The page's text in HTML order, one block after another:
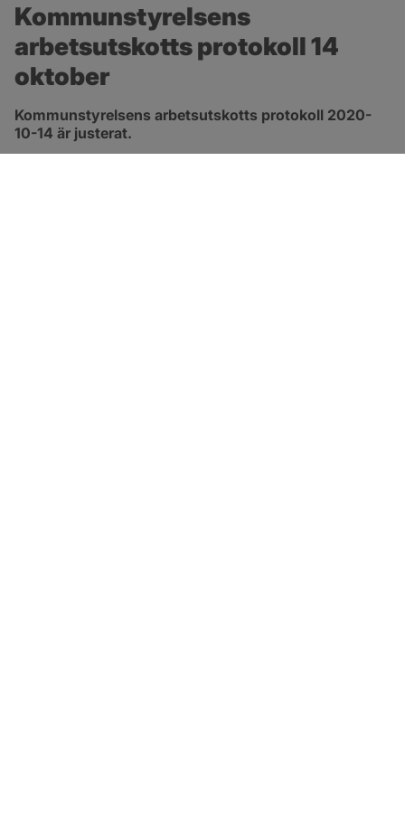
Kommunstyrelsens
arbetsutskotts protokoll 14
oktober
Kommunstyrelsens arbetsutskotts protokoll 2020-
10-14 är justerat.